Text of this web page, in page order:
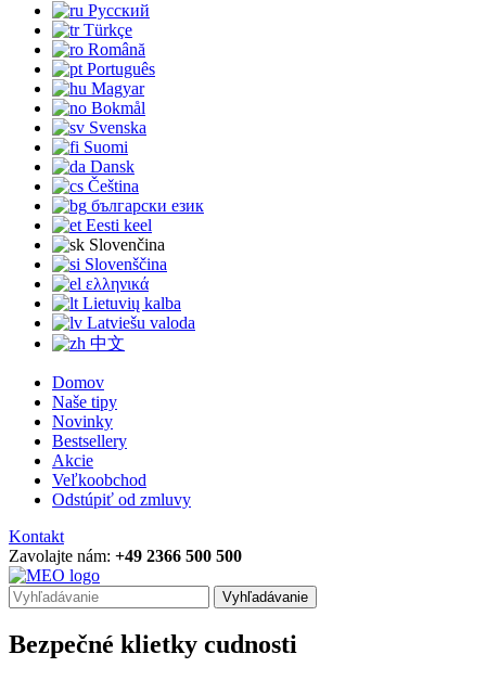
Русский
Türkçe
Română
Português
Magyar
Bokmål
Svenska
Suomi
Dansk
Čeština
български език
Eesti keel
Slovenčina
Slovenščina
ελληνικά
Lietuvių kalba
Latviešu valoda
中文
Domov
Naše tipy
Novinky
Bestsellery
Akcie
Veľkoobchod
Odstúpiť od zmluvy
Kontakt
Zavolajte nám: +49 2366 500 500
Vyhľadávanie
Bezpečné klietky cudnosti